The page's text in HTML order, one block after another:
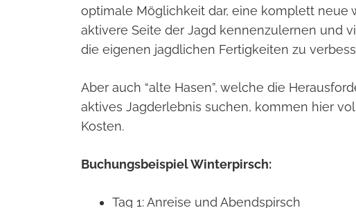
optimale Möglichkeit dar, eine komplett neue
aktivere Seite der Jagd kennenzulernen und
die eigenen jagdlichen Fertigkeiten zu
Aber auch “alte Hasen”, welche die
aktives Jagderlebnis suchen, kommen hier
Kosten.
Buchungsbeispiel Winterpirsch:
Tag 1: Anreise und Abendspirsch